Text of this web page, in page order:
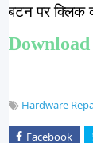
बटन पर क्लिक
Hardware